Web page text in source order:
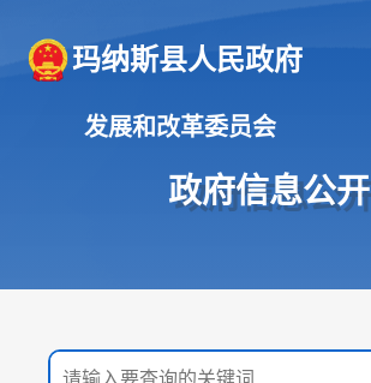
玛纳斯县人民政府
发展和改革委员会
政府信息公开